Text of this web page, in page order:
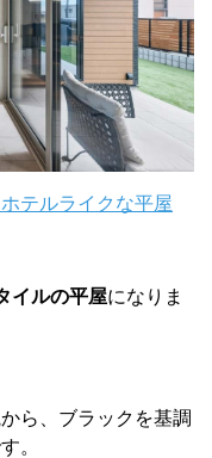
テルライクな平屋
イルの平屋になりま
ら、ブラックを基調
。